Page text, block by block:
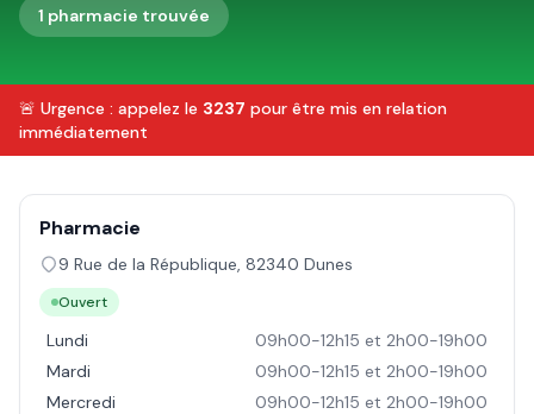
1 pharmacie trouvée
🚨 Urgence : appelez le 3237 pour être mis en relation
immédiatement
Pharmacie
9 Rue de la République, 82340 Dunes
Ouvert
Lundi
09h00-12h15 et 2h00-19h00
Mardi
09h00-12h15 et 2h00-19h00
Mercredi
09h00-12h15 et 2h00-19h00